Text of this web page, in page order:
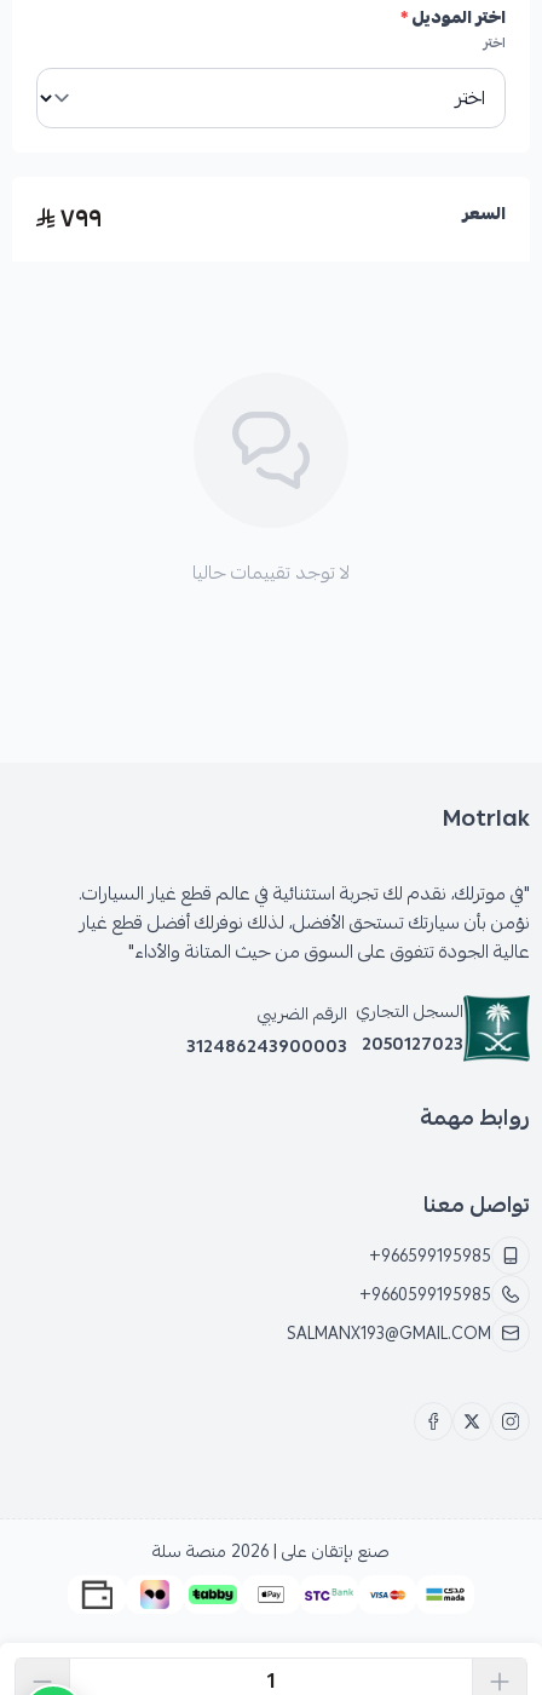
استبدال رديتر المكيف وبلف الثلاجة.
اختر الموديل*
اختر
السعر ٧٩٩
لا توجد تقييمات حاليا
Motrlak
"في موترلك، نقدم لك تجربة استثنائية في عالم قطع غيار السيارات.
نؤمن بأن سيارتك تستحق الأفضل، لذلك نوفرلك أفضل قطع غيار
عالية الجودة تتفوق على السوق من حيث المتانة والأداء"
السجل التجاري
2050127023
الرقم الضريبي
312486243900003
روابط مهمة
تواصل معنا
+966599195985
+9660599195985
SALMANX193@GMAIL.COM
صنع بإتقان على | 2026 منصة سلة